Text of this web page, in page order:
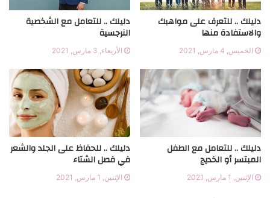
دليلك .. للتعرف على مواهبك
والاستفادة منها
الخميس, 4 مارس, 2021
دليلك .. للتعامل مع الشخصية
النرجسية
الأربعاء, 3 مارس, 2021
دليلك .. للتعامل مع الطفل
المبتسر أو الخديج
الإثنين, 1 مارس, 2021
دليلك .. للحفاظ على الجلد والشعر
في فصل الشتاء
الإثنين, 1 مارس, 2021